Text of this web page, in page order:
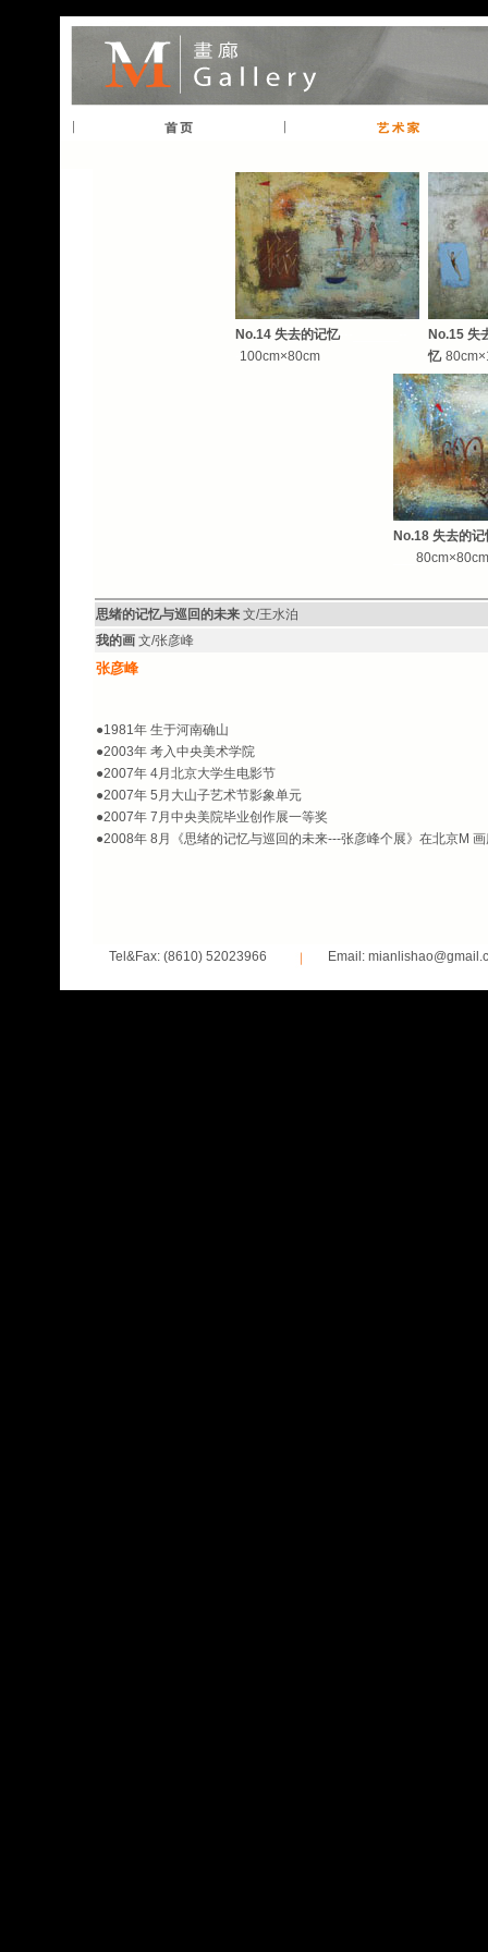
No.14 失去的记忆---______-
100cm×80cm
No.15 失
忆-
No.18 失去的记
80cm×80cm
思绪的记忆与巡回的未来 文/王水泊
我的画文/张彦峰
张彦峰
●1981年 生于河南确山
●2003年 考入中央美术学院
●2007年 4月北京大学生电影节
●2007年 5月大山子艺术节影象单元
●2007年 7月中央美院毕业创作展一等奖
●2008年 8月《思绪的记忆与巡回的未来---张彦峰个展》在北京M
Tel&Fax: (8610) 52023966 Email: